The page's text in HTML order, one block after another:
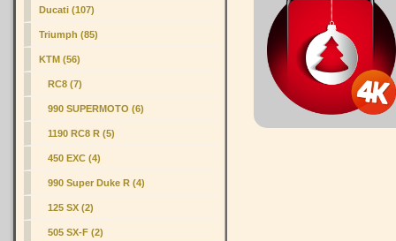
Ducati (107)
Triumph (85)
KTM (56)
RC8 (7)
990 SUPERMOTO (6)
1190 RC8 R (5)
450 EXC (4)
990 Super Duke R (4)
125 SX (2)
505 SX-F (2)